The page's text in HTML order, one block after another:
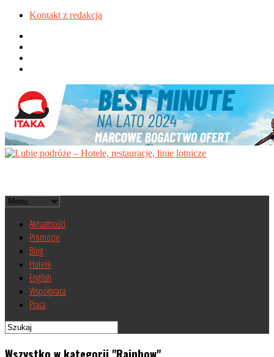
Kontakt z redakcją
Aktualności
Promocje
Blog
Hotele
English
Współpraca
Praca
Wszystko w kategorii "Rainbow"